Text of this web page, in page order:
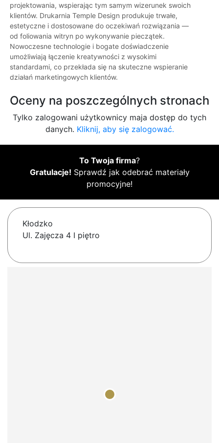
projektowania, wspierając tym samym wizerunek swoich
klientów. Drukarnia Temple Design produkuje trwałe,
estetyczne i dostosowane do oczekiwań rozwiązania —
od foliowania witryn po wykonywanie pieczątek.
Nowoczesne technologie i bogate doświadczenie
umożliwiają łączenie kreatywności z wysokimi
standardami, co przekłada się na skuteczne wspieranie
działań marketingowych klientów.
Oceny na poszczególnych stronach
Tylko zalogowani użytkownicy maja dostęp do tych
danych. Kliknij, aby się zalogować.
To Twoja firma?
Gratulacje! Sprawdź jak odebrać materiały
promocyjne!
Kłodzko
Ul. Zajęcza 4 I piętro